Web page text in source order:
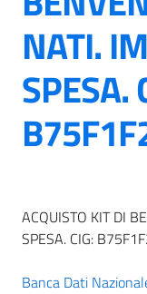
NATI.
SPESA.
ACQUISTO KIT DI
SPESA. CIG:
Banca Dati